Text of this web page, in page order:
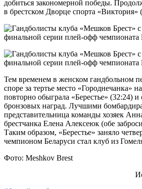
добиться закономерной победы.
в брестском Дворце спорта «Виктория»
Тем временем в женском гандбольном
споре за тертье место «Городнечанка»
повторно обыграла «Берестье» (32:24) и
бронзовых наград. Лучшими
представительница команды хозяек
брестчанка Елена Алексеюк (обе
Таким образом, «Берестье» заняло
чемпионом Беларуси стал клуб из
Фото: Meshkov Brest